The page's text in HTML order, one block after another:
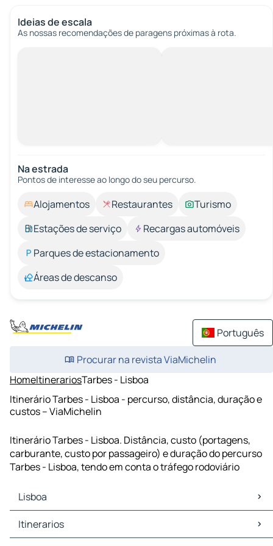
Ideias de escala
As nossas recomendações de paragens próximas à rota.
Na estrada
Pontos de interesse ao longo do seu percurso.
Alojamentos Restaurantes
Turismo
Estações de serviço
Recargas automóveis
Parques de estacionamento
Áreas de descanso
Português
Procurar na revista ViaMichelin
HomeItinerariosTarbes - Lisboa
Itinerário Tarbes - Lisboa - percurso, distância, duração e
custos – ViaMichelin
Itinerário Tarbes - Lisboa. Distância, custo (portagens,
carburante, custo por passageiro) e duração do percurso
Tarbes - Lisboa, tendo em conta o tráfego rodoviário
Lisboa
Lisboa Mapas Plantas
Lisboa Trafego
Itinerarios